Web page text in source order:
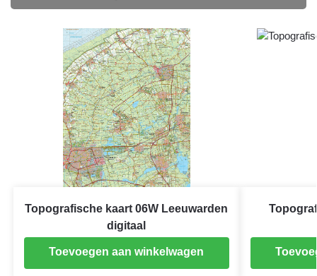
Topografische kaart 06W Leeuwarden
digitaal
Toevoegen aan winkelwagen